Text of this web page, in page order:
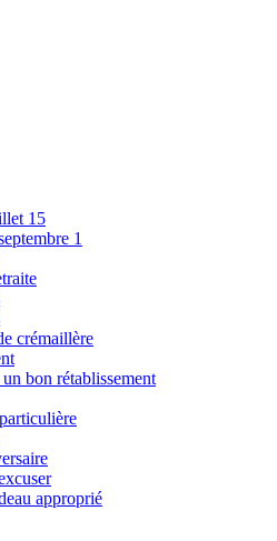
15
1
crémaillère
bon rétablissement
approprié